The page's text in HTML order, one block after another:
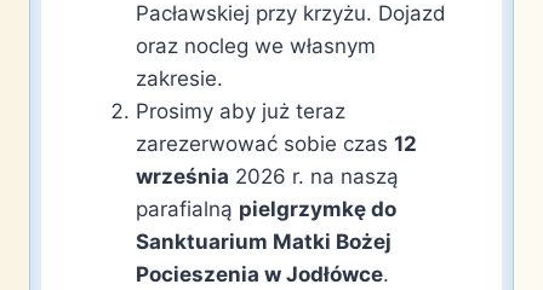
Pacławskiej przy krzyżu. Dojazd
oraz nocleg we własnym
zakresie.
Prosimy aby już teraz
zarezerwować sobie czas 12
września 2026 r. na naszą
parafialną pielgrzymkę do
Sanktuarium Matki Bożej
Pocieszenia w Jodłówce.